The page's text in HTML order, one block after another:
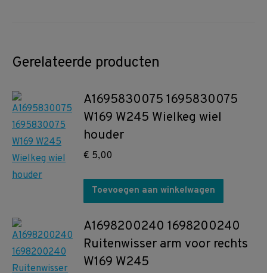
Gerelateerde producten
A1695830075 1695830075
W169 W245 Wielkeg wiel
houder
€ 5,00
Toevoegen aan winkelwagen
A1698200240 1698200240
Ruitenwisser arm voor rechts
W169 W245